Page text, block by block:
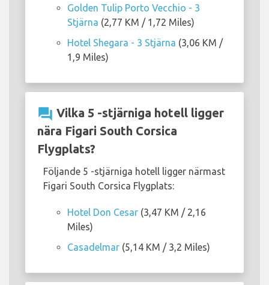
Golden Tulip Porto Vecchio - 3
Stjärna (2,77 KM / 1,72 Miles)
Hotel Shegara - 3 Stjärna (3,06 KM /
1,9 Miles)
question_answer Vilka 5 -stjärniga hotell ligger
nära Figari South Corsica
Flygplats?
Följande 5 -stjärniga hotell ligger närmast
Figari South Corsica Flygplats:
Hotel Don Cesar (3,47 KM / 2,16
Miles)
Casadelmar (5,14 KM / 3,2 Miles)